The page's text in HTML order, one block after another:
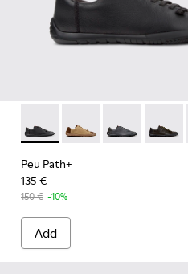
Leather and Textile Shoes for
Leather and Textile
and Textile Shoes for Men.
Suede and Textile Shoes for
- Brown Regenerative
007
- K101075-005
Peu Path+ - K101114-002 -
Peu Path+ - K101114-
Peu Path+ -
Peu
Peu Path+
135 €
150 € -10%
Add